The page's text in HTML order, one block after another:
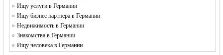
Ищу услуги в Германии
Ищу бизнес партнера в Германии
Недвижимость в Германии
Знакомства в Германии
Ищу человека в Германии